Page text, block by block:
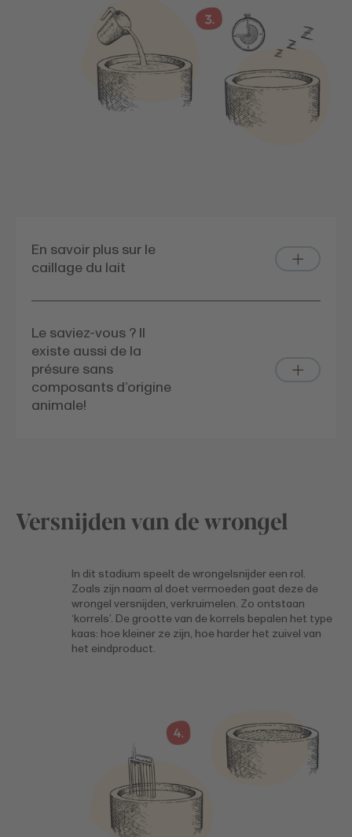
En savoir plus sur le
caillage du lait
Le saviez-vous ? Il
existe aussi de la
présure sans
composants d’origine
animale!
Versnijden van de wrongel
In dit stadium speelt de wrongelsnijder een rol.
Zoals zijn naam al doet vermoeden gaat deze de
wrongel versnijden, verkruimelen. Zo ontstaan
‘korrels’. De grootte van de korrels bepalen het type
kaas: hoe kleiner ze zijn, hoe harder het zuivel van
het eindproduct.